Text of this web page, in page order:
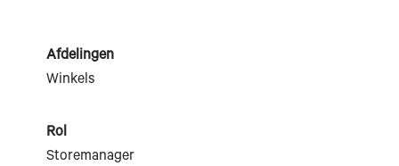
Afdelingen
Winkels
Rol
Storemanager